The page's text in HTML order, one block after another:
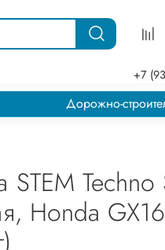
+7
Дорожно-
STEM Techno
Honda